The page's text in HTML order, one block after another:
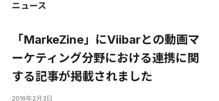
ニュース
「MarkeZine」にViibarとの動画マ
ーケティング分野における連携に関
する記事が掲載されました
2016年2月3日